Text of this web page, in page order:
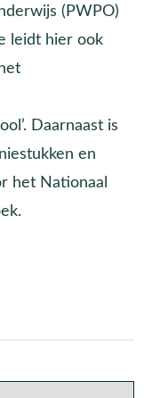
(PWPO)
leidt hier ook
Daarnaast is
en
het Nationaal